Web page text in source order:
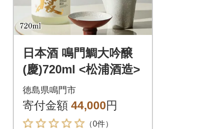
日本酒 鳴門鯛大吟醸
(慶)720ml <松浦酒造>
徳島県鳴門市
寄付金額 44,000円
（0件）